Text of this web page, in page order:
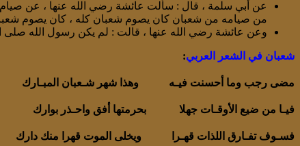
عن أبي سلمة ، قال : سألت عائشة رضي الله عنها ، عن
من صيامه من شعبان كان يصوم شعبان كله ، كان يصوم شعبان
وعن عائشة رضي الله عنها ، قالت : لم يكن رسول الله صلى
شعبان في الشعر العربي:
مضى رجب وما أحسنت فيـه وهذا شهر شـعبان المبـارك
فيـا من ضيع الأوقـات جهلا بحرمتها أفق واحـذر بوارك
فسـوف تفـارق اللذات قهـرا ويخلى الموت قهرا منك دارك